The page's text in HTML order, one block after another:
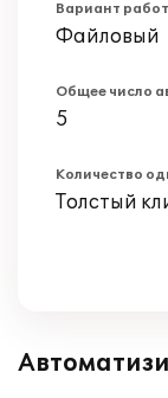
Вариант
Файловый
Общее число
5
Количество
Толстый